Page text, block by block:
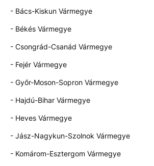
- Bács-Kiskun Vármegye
- Békés Vármegye
- Csongrád-Csanád Vármegye
- Fejér Vármegye
- Győr-Moson-Sopron Vármegye
- Hajdú-Bihar Vármegye
- Heves Vármegye
- Jász-Nagykun-Szolnok Vármegye
- Komárom-Esztergom Vármegye